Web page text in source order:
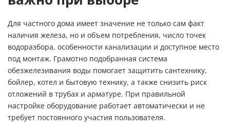
Для частного дома имеет значение не только сам факт
наличия железа, но и объем потребления, число точек
водоразбора, особенности канализации и доступное место
под монтаж. Грамотно подобранная система
обезжелезивания воды помогает защитить сантехнику,
бойлер, котел и бытовую технику, а также снизить риск
отложений в трубах и арматуре. При правильной
настройке оборудование работает автоматически и не
требует постоянного участия пользователя.